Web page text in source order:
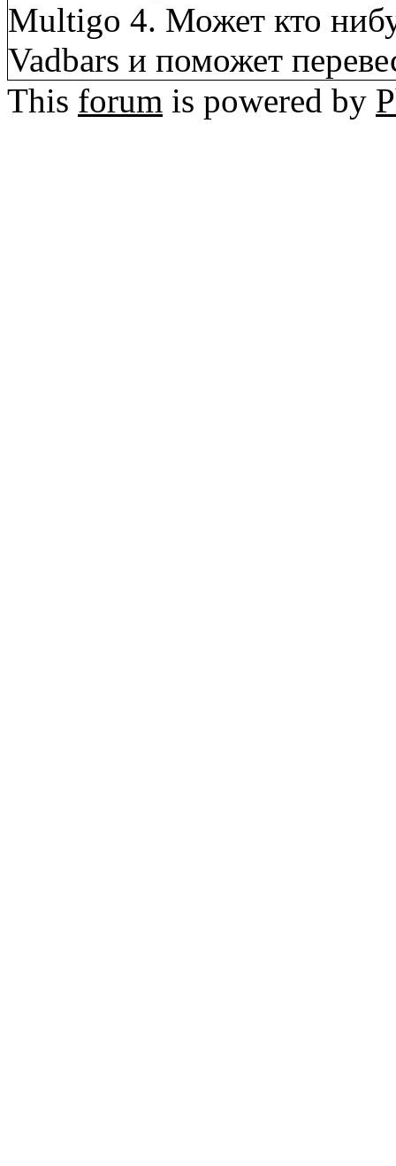
Multigo 4. Может кто
Vadbars и поможет
This forum is powered by